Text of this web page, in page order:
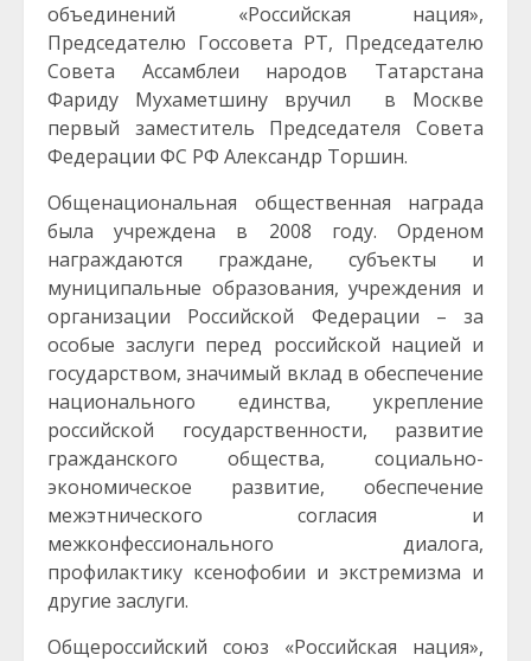
объединений «Российская нация»,
Председателю Госсовета РТ, Председателю
Совета Ассамблеи народов Татарстана
Фариду Мухаметшину вручил в Москве
первый заместитель Председателя Совета
Федерации ФС РФ Александр Торшин.
Общенациональная общественная награда
была учреждена в 2008 году. Орденом
награждаются граждане, субъекты и
муниципальные образования, учреждения и
организации Российской Федерации – за
особые заслуги перед российской нацией и
государством, значимый вклад в обеспечение
национального единства, укрепление
российской государственности, развитие
гражданского общества, социально-
экономическое развитие, обеспечение
межэтнического согласия и
межконфессионального диалога,
профилактику ксенофобии и экстремизма и
другие заслуги.
Общероссийский союз «Российская нация»,